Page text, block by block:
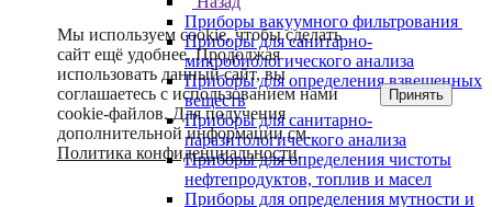
Приборы вакуумного фильтрования
Приборы для санитарно-
микробиологического анализа
Приборы для определения взвешенных
веществ
Приборы для санитарно-
паразитологического анализа
Приборы для определения чистоты
нефтепродуктов, топлив и масел
Приборы для определения мутности и
Мы используем cookie, чтобы сделать
сайт ещё удобнее. Продолжая
использовать данный сайт, вы
соглашаетесь с использованием нами
cookie-файлов. Для получения
дополнительной информации см.
Политика конфиденциальности.
Принять